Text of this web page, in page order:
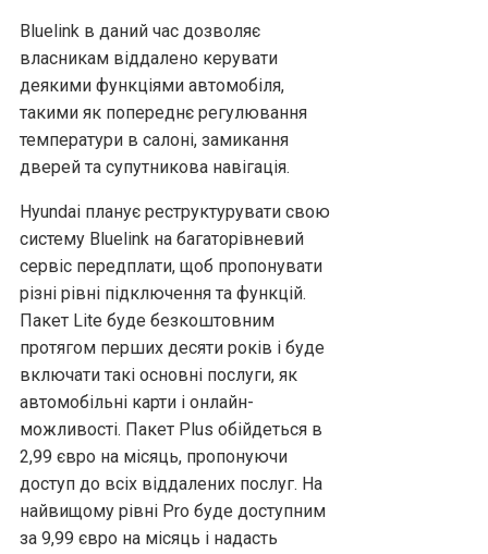
Bluelink в даний час дозволяє
власникам віддалено керувати
деякими функціями автомобіля,
такими як попереднє регулювання
температури в салоні, замикання
дверей та супутникова навігація.
Hyundai планує реструктурувати свою
систему Bluelink на багаторівневий
сервіс передплати, щоб пропонувати
різні рівні підключення та функцій.
Пакет Lite буде безкоштовним
протягом перших десяти років і буде
включати такі основні послуги, як
автомобільні карти і онлайн-
можливості. Пакет Plus обійдеться в
2,99 євро на місяць, пропонуючи
доступ до всіх віддалених послуг. На
найвищому рівні Pro буде доступним
за 9,99 євро на місяць і надасть